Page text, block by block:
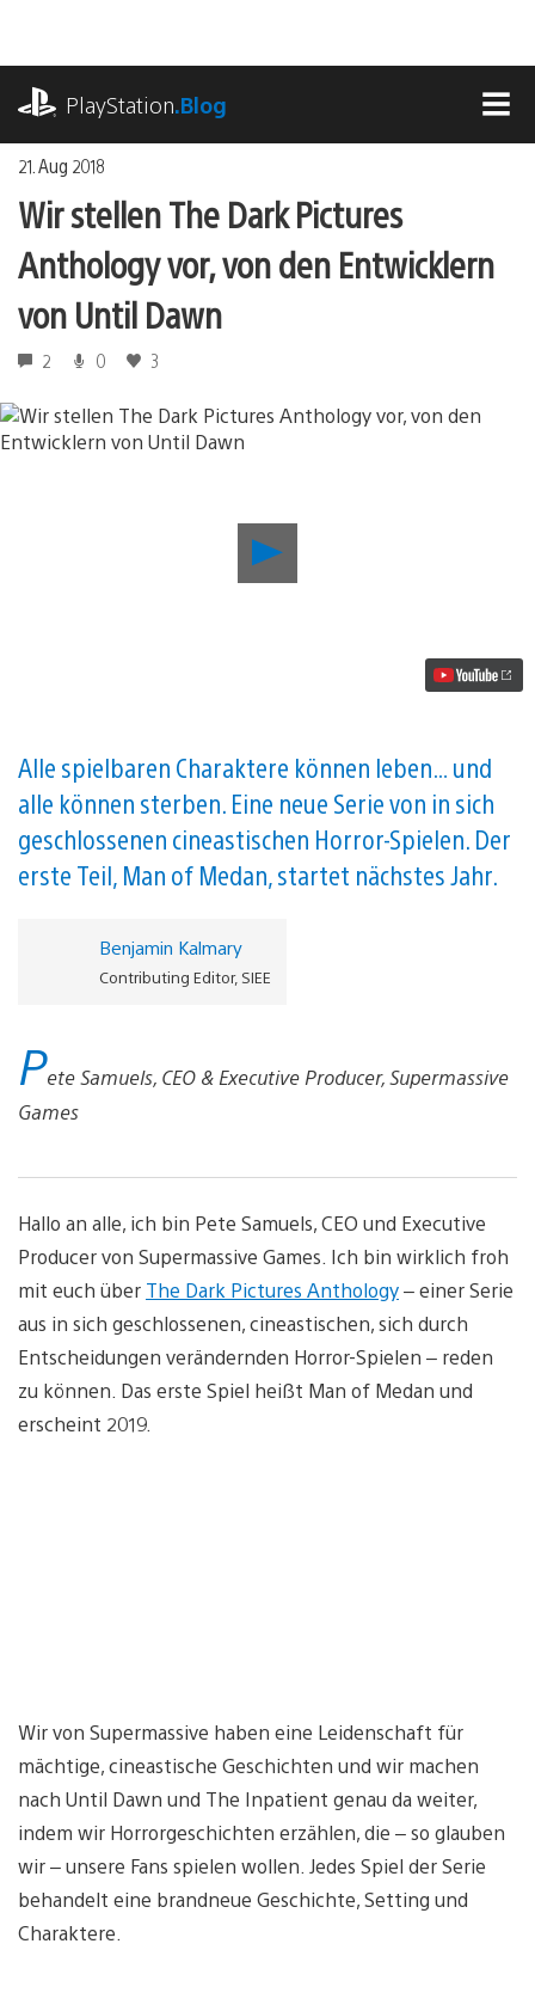
springen
PlayStation.Blog
21. Aug 2018
Wir stellen The Dark Pictures
Anthology vor, von den Entwicklern
von Until Dawn
2 0 3
The
von
Until
Dawn
Video
abspielen
Alle spielbaren Charaktere können leben… und
alle können sterben. Eine neue Serie von in sich
geschlossenen cineastischen Horror-Spielen. Der
erste Teil, Man of Medan, startet nächstes Jahr.
Benjamin Kalmary
Contributing Editor, SIEE
Pete Samuels, CEO & Executive Producer, Supermassive
Games
Hallo an alle, ich bin Pete Samuels, CEO und Executive
Producer von Supermassive Games. Ich bin wirklich froh
mit euch über The Dark Pictures Anthology– einer Serie
aus in sich geschlossenen, cineastischen, sich durch
Entscheidungen verändernden Horror-Spielen – reden
zu können. Das erste Spiel heißt Man of Medan und
erscheint 2019.
Wir von Supermassive haben eine Leidenschaft für
mächtige, cineastische Geschichten und wir machen
nach Until Dawn und The Inpatient genau da weiter,
indem wir Horrorgeschichten erzählen, die – so glauben
wir – unsere Fans spielen wollen. Jedes Spiel der Serie
behandelt eine brandneue Geschichte, Setting und
Charaktere.